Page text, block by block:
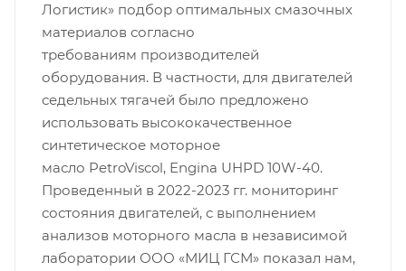
Логистик» подбор оптимальных смазочных
материалов согласно
требованиям производителей
оборудования. В частности, для двигателей
седельных тягачей было предложено
использовать высококачественное
синтетическое моторное
масло PetroViscol, Engina UHPD 10W-40.
Проведенный в 2022-2023 гг. мониторинг
состояния двигателей, с выполнением
анализов моторного масла в независимой
лаборатории ООО «МИЦ ГСМ» показал нам,